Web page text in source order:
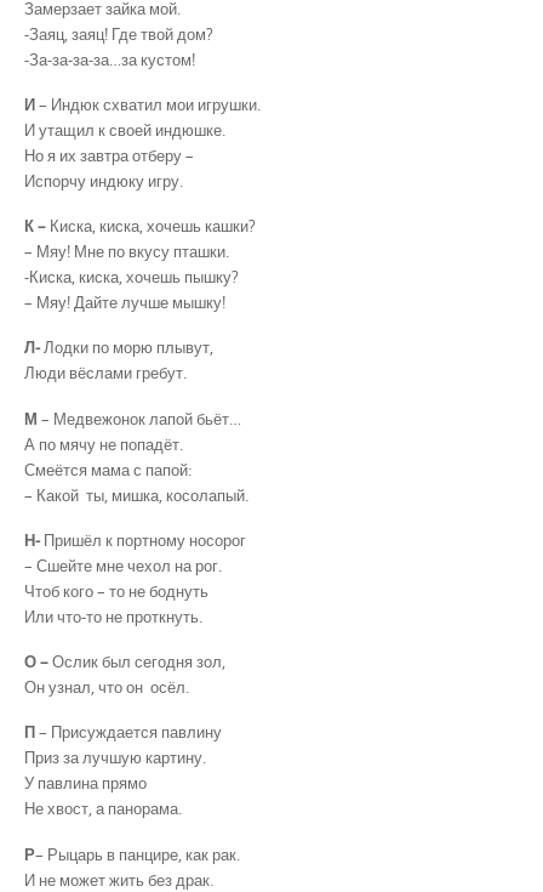
Замерзает зайка мой.
-Заяц, заяц! Где твой дом?
-За-за-за-за…за кустом!
И– Индюк схватил мои игрушки.
И утащил к своей индюшке.
Но я их завтра отберу –
Испорчу индюку игру.
К – Киска, киска, хочешь кашки?
– Мяу! Мне по вкусу пташки.
-Киска, киска, хочешь пышку?
– Мяу! Дайте лучше мышку!
Л-Лодки по морю плывут,
Люди вёслами гребут.
М – Медвежонок лапой бьёт…
А по мячу не попадёт.
Смеётся мама с папой:
– Какой ты, мишка, косолапый.
Н-Пришёл к портному носорог
– Сшейте мне чехол на рог.
Чтоб кого – то не боднуть
Или что-то не проткнуть.
О –Ослик был сегодня зол,
Он узнал, что он осёл.
П– Присуждается павлину
Приз за лучшую картину.
У павлина прямо
Не хвост, а панорама.
Р– Рыцарь в панцире, как рак.
И не может жить без драк.